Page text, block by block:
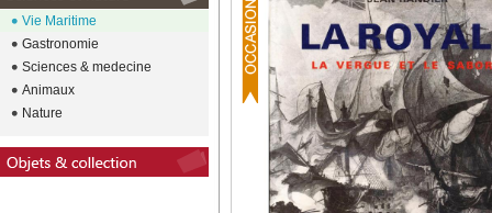
Vie Maritime
Gastronomie
Sciences & medecine
Animaux
Nature